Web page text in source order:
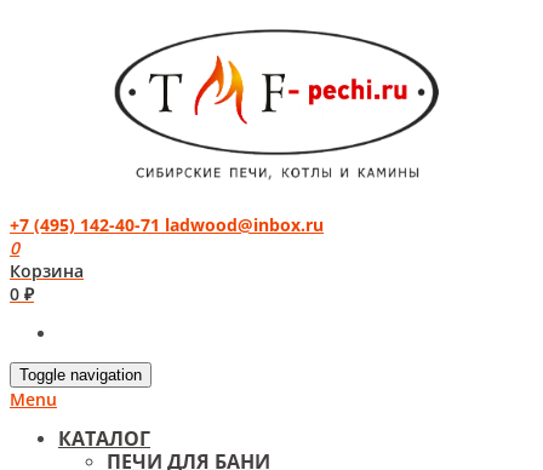
+7 (495) 142-40-71 ladwood@inbox.ru
0
Корзина
0 ₽
Toggle navigation
Menu
КАТАЛОГ
ПЕЧИ ДЛЯ БАНИ